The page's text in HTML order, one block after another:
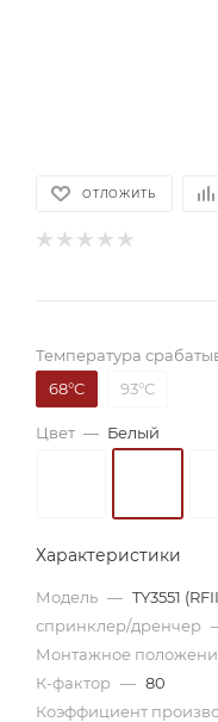
ОТЛОЖИТЬ
Температура
68°С
93°С
Цвет — Белый
Характеристики
Модель — TY3551
спринклер/дренчер
Монтажное
К-фактор — 80
Коэффициент